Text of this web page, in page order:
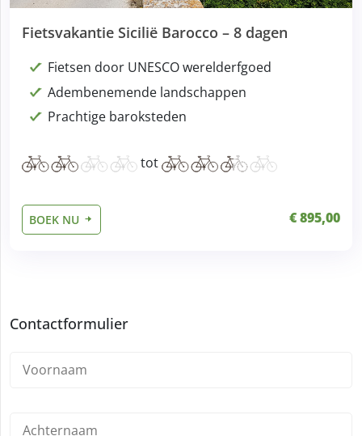
Fietsvakantie Sicilië Barocco – 8 dagen
Fietsen door UNESCO werelderfgoed
Adembenemende landschappen
Prachtige baroksteden
tot
BOEK NU € 895,00
Contactformulier